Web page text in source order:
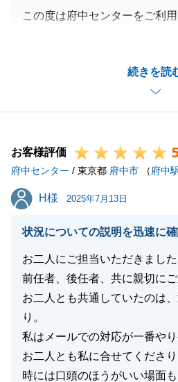
続きを読
この度は府中センターをご利
お客様に安心してご購入いた
しく思います。
寧に向き合い、リフォームに
討いただける環境を提供でき
て何よりの喜びです。
リフォーム後の新しい生活が
う、心よりお祈り申し上げま
りがとうございました。
閉じる
お客様評価 5
府中センター / 東京都 府中市 （府中
H様
H様 2025年7月13日
状況についての説明を迅速に
お二人にご担当いただきました
前任者、後任者、共に親切に
お二人とも共通していたのは
り。
私はメールでの対応が一番や
お二人とも私に合せてくださり
時には口頭のほうがいい場面